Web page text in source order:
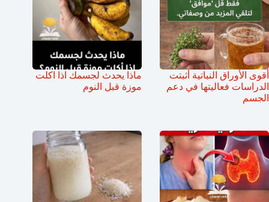
أقوى الأوراق النباتية أثبتت
الدراسات فعاليتها في دعم
الجسم
ماذا يحدث لجسمك اذا اكلت
موزة قبل النوم